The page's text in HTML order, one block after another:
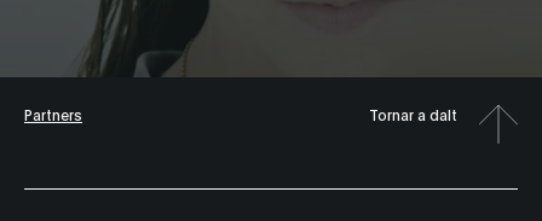
Partners Tornar a dalt